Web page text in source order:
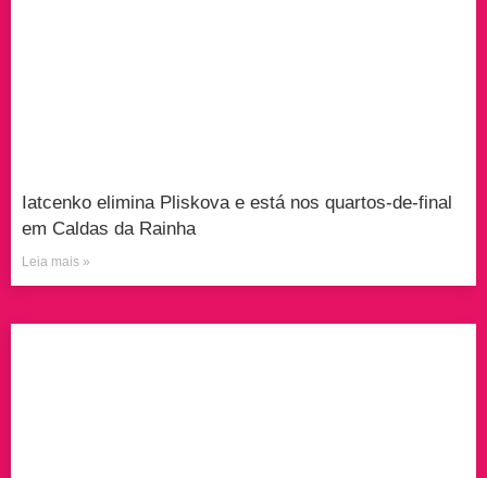
Iatcenko elimina Pliskova e está nos quartos-de-final
em Caldas da Rainha
Leia mais »